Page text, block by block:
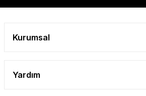
Kurumsal
Yardım